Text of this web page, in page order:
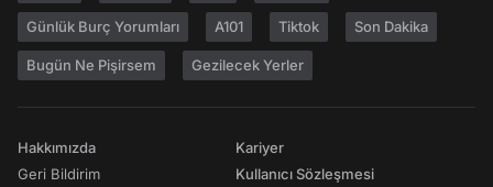
Günlük Burç Yorumları A101 Tiktok Son Dakika
Bugün Ne Pişirsem Gezilecek Yerler
Hakkımızda
Geri Bildirim
Kariyer
Kullanıcı Sözleşmesi